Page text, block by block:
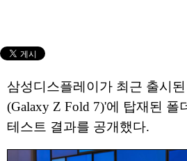
삼성디스플레이가 최근 출시
(Galaxy Z Fold 7)'에 탑재된 폴
테스트 결과를 공개했다.